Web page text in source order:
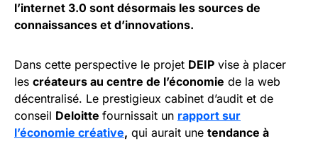
l’internet 3.0 sont désormais les sources de
connaissances et d’innovations.
Dans cette perspective le projet DEIP vise à placer
les créateurs au centre de l’économie de la web
décentralisé. Le prestigieux cabinet d’audit et de
conseil Deloitte fournissait un rapport sur
l’économie créative, qui aurait une tendance à